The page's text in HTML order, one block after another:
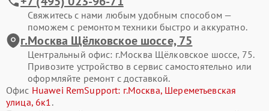
Свяжитесь с нами любым удобным способом —
поможем с ремонтом техники быстро и аккуратно.
г.Москва Щёлковское шоссе, 75
Центральный офис: г.Москва Щёлковское шоссе, 75.
Привозите устройство в сервис самостоятельно или
оформляйте ремонт с доставкой.
Офис Huawei RemSupport: г.Москва, Шереметьевская
улица, 6к1.